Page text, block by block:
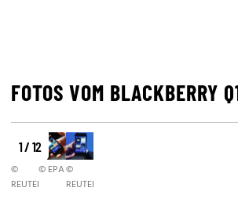
FOTOS VOM BLACKBERRY
1 / 12
©
REUTERS
© EPA©
REUTERS